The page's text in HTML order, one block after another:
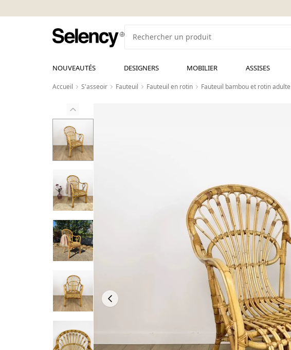
NOUVEAUTÉS DESIGNERS MOBILIER ASSISES
Accueil S'asseoir Fauteuil Fauteuil en rotin Fauteuil bambou et rotin